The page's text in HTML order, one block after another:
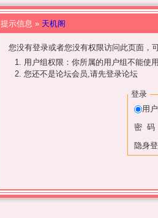
提示信息 » 天机阁
您没有登录或者您没有权限访问此页面，
用户组权限：你所属的用户组不能使
您还不是论坛会员,请先登录论坛
登录
用
密 码
隐身